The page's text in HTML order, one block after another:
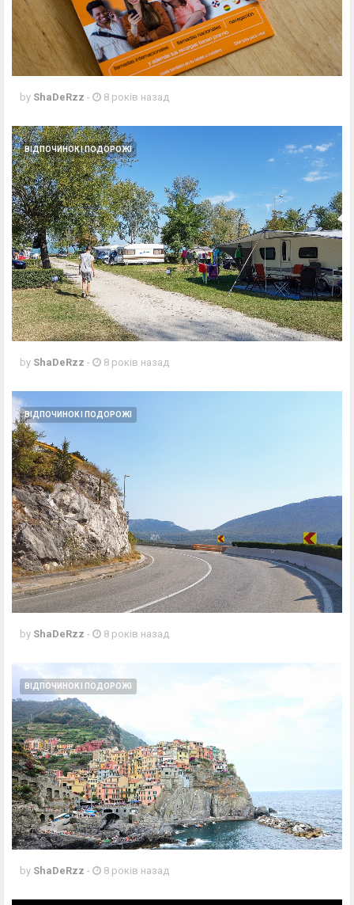
by ShaDeRzz - 8 років назад
ВІДПОЧИНОК І ПОДОРОЖІ
by ShaDeRzz - 8 років назад
ВІДПОЧИНОК І ПОДОРОЖІ
by ShaDeRzz - 8 років назад
ВІДПОЧИНОК І ПОДОРОЖІ
by ShaDeRzz - 8 років назад